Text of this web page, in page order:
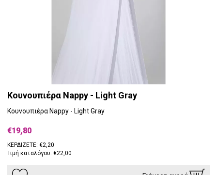
Κουνουπιέρα Nappy - Light Gray
Κουνουπιέρα Nappy - Light Gray
€19,80
ΚΕΡΔΙΖΕΤΕ: €2,20
Τιμή καταλόγου: €22,00